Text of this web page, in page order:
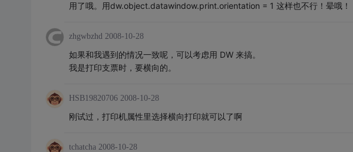
用了哦。用dw.object.datawindow.print.orientation = 1 这样也不行！晕哦！
zhgwbzhd 2008-10-28
如果和我遇到的情况一致呢，可以考虑用 DW 来搞。
我是打印支票时，要横向的。
HSB19820706 2008-10-28
刚试过，打印机属性里选择横向打印就可以了啊
tchatcha 2008-10-28